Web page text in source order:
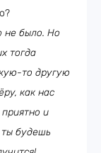
не было. Но
тогда
то другую
как нас
и
будешь